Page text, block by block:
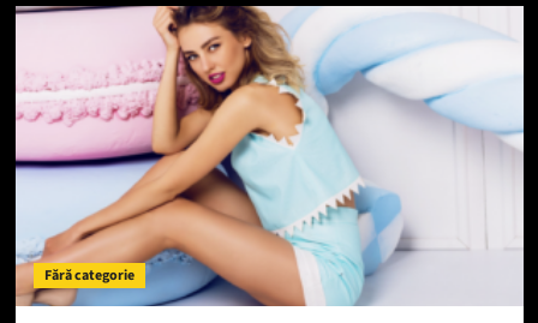
Fără categorie